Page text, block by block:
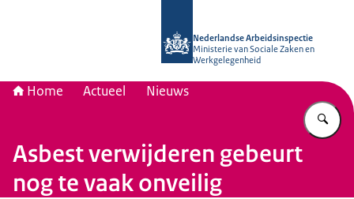
Nederlandse Arbeidsinspectie
Ministerie van Sociale Zaken en
Werkgelegenheid
Home Actueel Nieuws
Asbest verwijderen gebeurt
nog te vaak onveilig